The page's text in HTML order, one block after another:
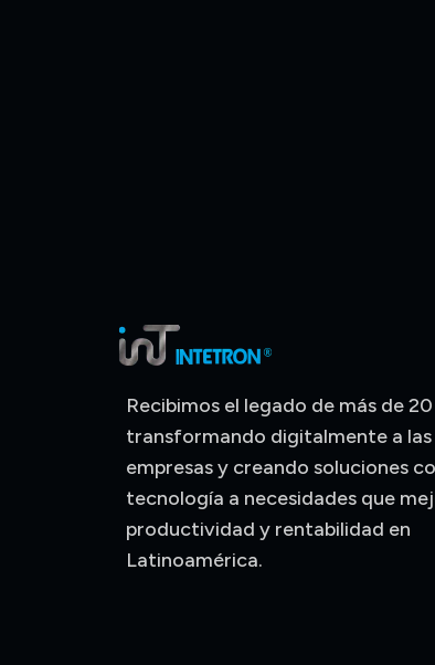
Recibimos el legado de más de
transformando digitalmente a las
empresas y creando soluciones
tecnología a necesidades que
productividad y rentabilidad en
Latinoamérica.